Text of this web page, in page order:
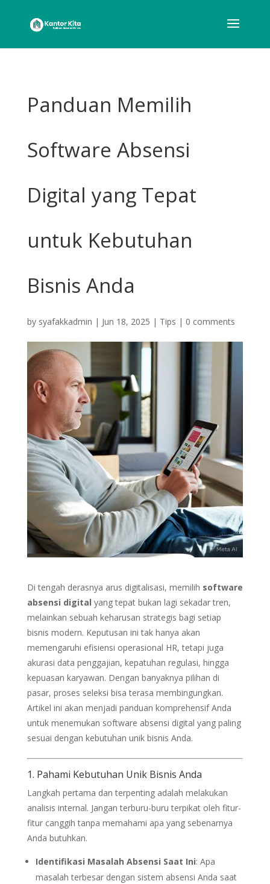
Panduan Memilih
Software Absensi
Digital yang Tepat
untuk Kebutuhan
Bisnis Anda
by syafakkadmin | Jun 18, 2025 | Tips | 0 comments
Di tengah derasnya arus digitalisasi, memilih software
absensi digital yang tepat bukan lagi sekadar tren,
melainkan sebuah keharusan strategis bagi setiap
bisnis modern. Keputusan ini tak hanya akan
memengaruhi efisiensi operasional HR, tetapi juga
akurasi data penggajian, kepatuhan regulasi, hingga
kepuasan karyawan. Dengan banyaknya pilihan di
pasar, proses seleksi bisa terasa membingungkan.
Artikel ini akan menjadi panduan komprehensif Anda
untuk menemukan software absensi digital yang paling
sesuai dengan kebutuhan unik bisnis Anda.
1. Pahami Kebutuhan Unik Bisnis Anda
Langkah pertama dan terpenting adalah melakukan
analisis internal. Jangan terburu-buru terpikat oleh fitur-
fitur canggih tanpa memahami apa yang sebenarnya
Anda butuhkan.
Identifikasi Masalah Absensi Saat Ini: Apa
masalah terbesar dengan sistem absensi Anda saat